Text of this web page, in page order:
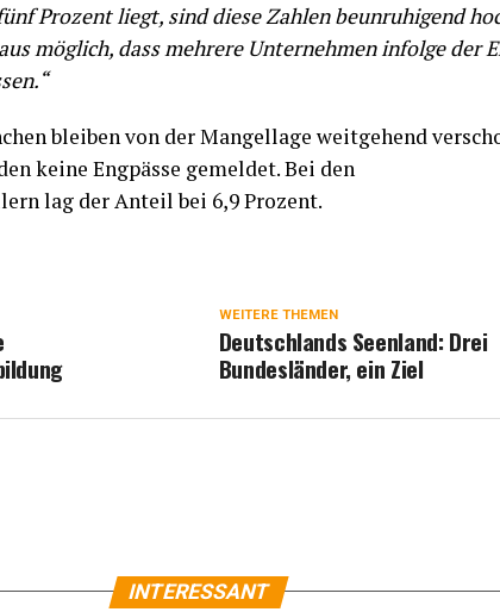
Prozent liegt, sind diese Zahlen beunruhigend
möglich, dass mehrere Unternehmen infolge der
bleiben von der Mangellage weitgehend
keine Engpässe gemeldet. Bei den
lag der Anteil bei 6,9 Prozent.
WEITERE THEMEN
Deutschlands Seenland: Drei
Bundesländer, ein Ziel
INTERESSANT